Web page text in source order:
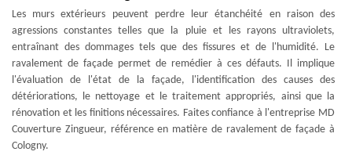
Les murs extérieurs peuvent perdre leur étanchéité en raison des
agressions constantes telles que la pluie et les rayons ultraviolets,
entraînant des dommages tels que des fissures et de l'humidité. Le
ravalement de façade permet de remédier à ces défauts. Il implique
l'évaluation de l'état de la façade, l'identification des causes des
détériorations, le nettoyage et le traitement appropriés, ainsi que la
rénovation et les finitions nécessaires. Faites confiance à l'entreprise MD
Couverture Zingueur, référence en matière de ravalement de façade à
Cologny.